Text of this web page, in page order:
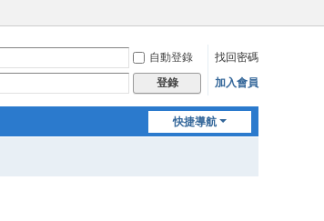
自動登錄
找回密碼
登錄 加入會員
快捷導航